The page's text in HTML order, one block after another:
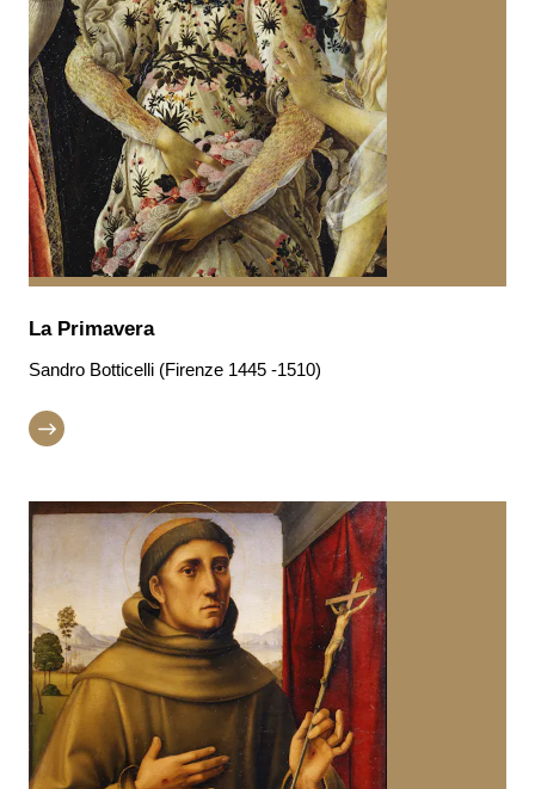
La Primavera
Sandro Botticelli (Firenze 1445 -1510)